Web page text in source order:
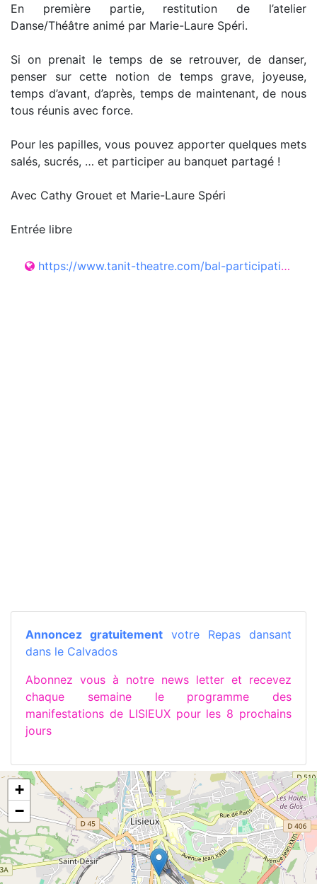
En première partie, restitution de l’atelier
Danse/Théâtre animé par Marie-Laure Spéri.
Si on prenait le temps de se retrouver, de danser,
penser sur cette notion de temps grave, joyeuse,
temps d’avant, d’après, temps de maintenant, de nous
tous réunis avec force.
Pour les papilles, vous pouvez apporter quelques mets
salés, sucrés, … et participer au banquet partagé !
Avec Cathy Grouet et Marie-Laure Spéri
Entrée libre
https://www.tanit-theatre.com/bal-participatif-de-fin-de-saison-2/
Annoncez gratuitement votre Repas dansant
dans le Calvados
Abonnez vous à notre news letter et recevez
chaque semaine le programme des
manifestations de LISIEUX pour les 8 prochains
jours
+
−